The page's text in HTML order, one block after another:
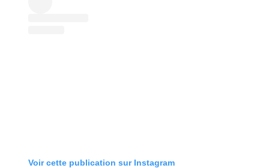
Voir cette publication sur Instagram